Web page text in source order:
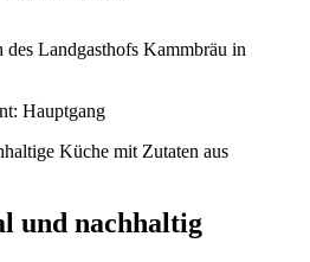
Landgasthofs Kammbräu in
und nachhaltig